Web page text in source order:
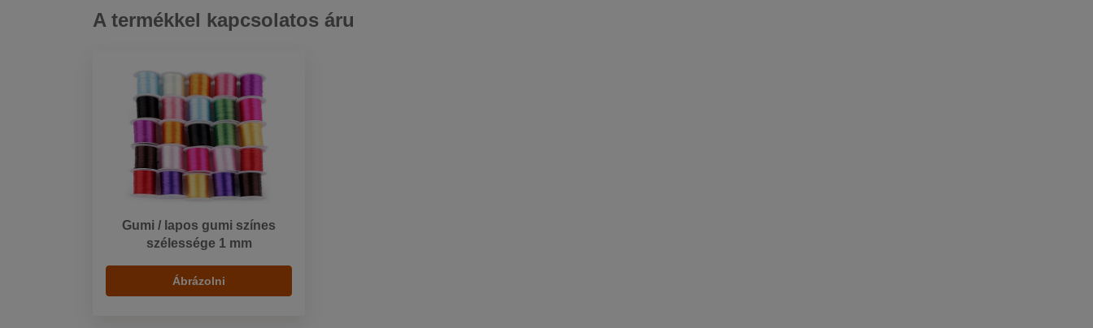
A termékkel kapcsolatos áru
Gumi / lapos gumi színes
szélessége 1 mm
Ábrázolni